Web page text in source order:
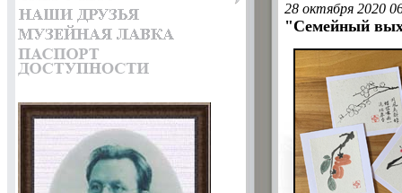
28 октября 2020
"Семейный